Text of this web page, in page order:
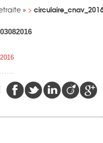
» >